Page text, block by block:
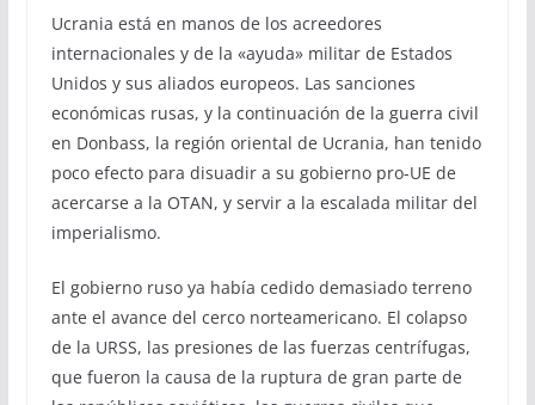
Ucrania está en manos de los acreedores
internacionales y de la «ayuda» militar de Estados
Unidos y sus aliados europeos. Las sanciones
económicas rusas, y la continuación de la guerra civil
en Donbass, la región oriental de Ucrania, han tenido
poco efecto para disuadir a su gobierno pro-UE de
acercarse a la OTAN, y servir a la escalada militar del
imperialismo.
El gobierno ruso ya había cedido demasiado terreno
ante el avance del cerco norteamericano. El colapso
de la URSS, las presiones de las fuerzas centrífugas,
que fueron la causa de la ruptura de gran parte de